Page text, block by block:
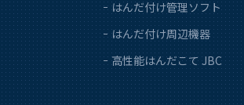
はんだ付け管理ソフト
はんだ付け周辺機器
高性能はんだこて JBC